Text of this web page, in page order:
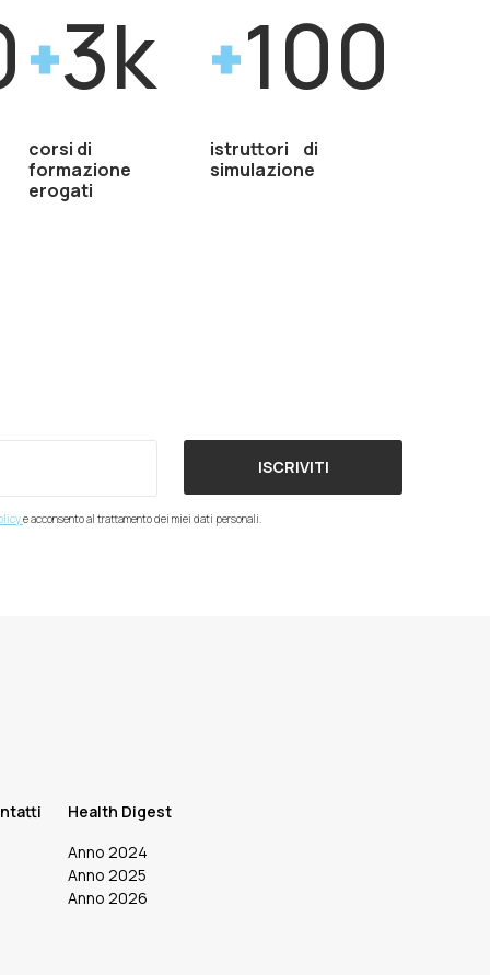
3k
corsi di
formazione
erogati
100
istruttori di
simulazione
e acconsento al trattamento dei miei dati personali.
ISCRIVITI
Health Digest
Anno 2024
Anno 2025
Anno 2026